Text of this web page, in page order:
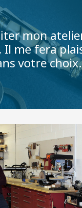
mon
Il me fera
votre choix.